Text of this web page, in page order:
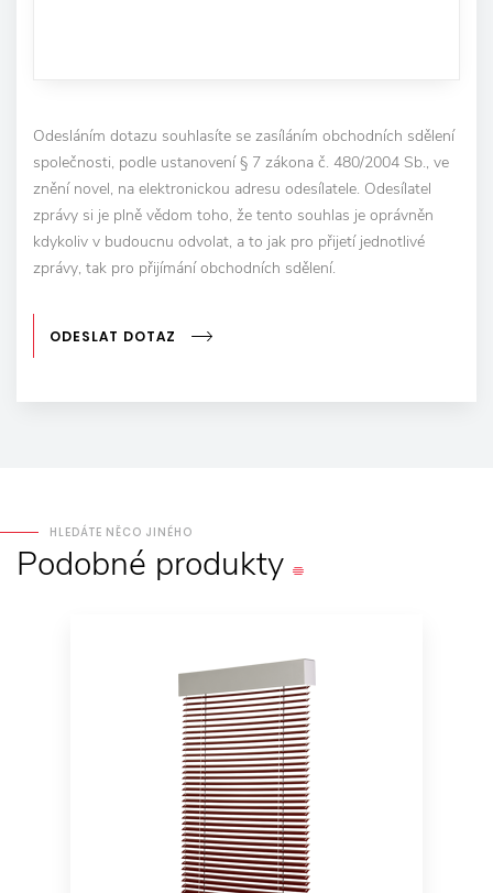
Odesláním dotazu souhlasíte se zasíláním obchodních sdělení
společnosti, podle ustanovení § 7 zákona č. 480/2004 Sb., ve
znění novel, na elektronickou adresu odesílatele. Odesílatel
zprávy si je plně vědom toho, že tento souhlas je oprávněn
kdykoliv v budoucnu odvolat, a to jak pro přijetí jednotlivé
zprávy, tak pro přijímání obchodních sdělení.
ODESLAT DOTAZ
HLEDÁTE NĚCO JINÉHO
Podobné produkty